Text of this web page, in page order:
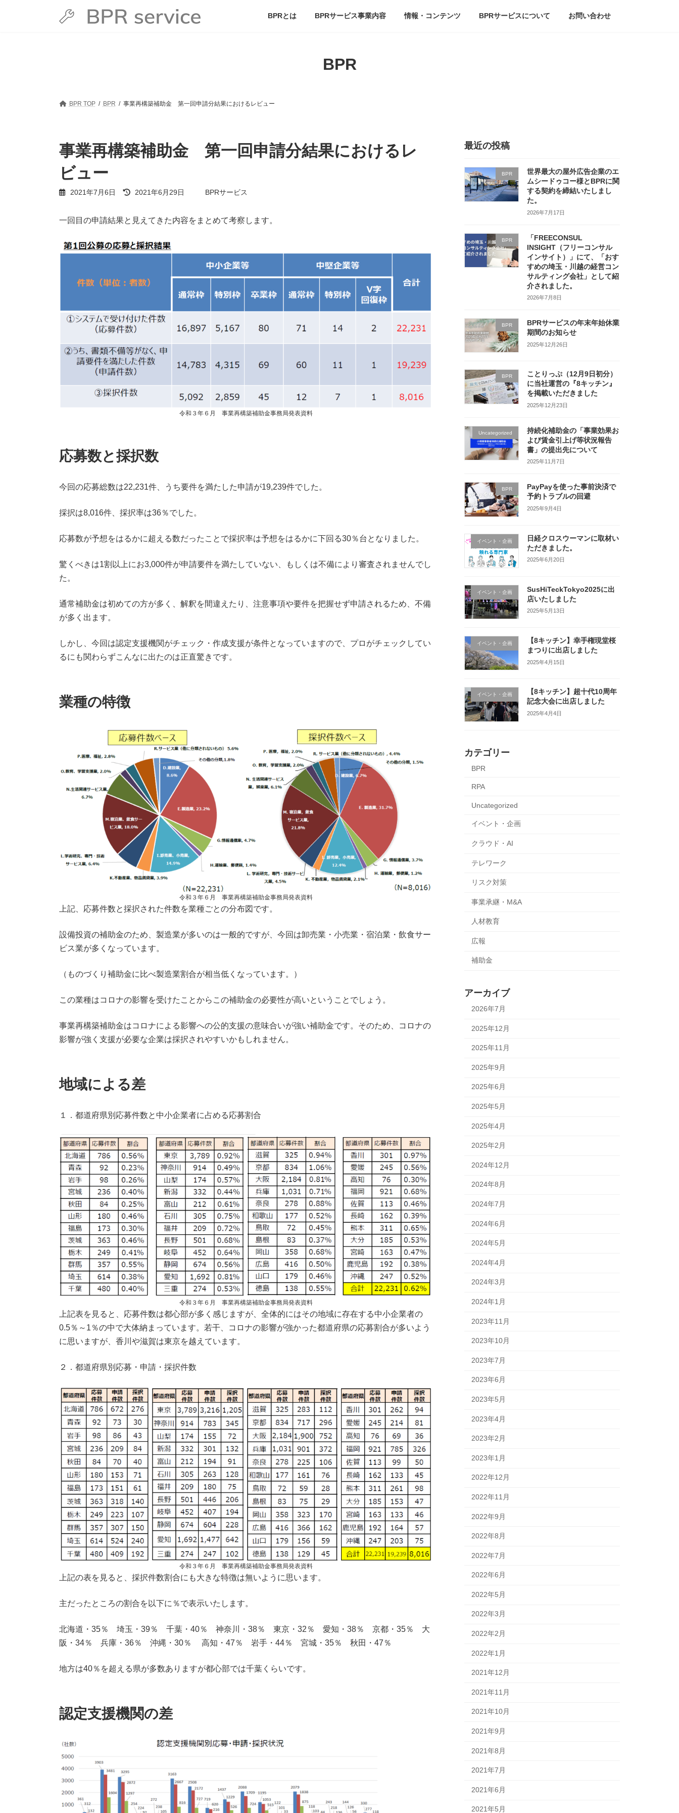
BPRとは BPRサービス事業内容 情報・コンテンツ BPRサービスについて お問い合わせ
BPR
BPR TOP BPR 事業再構築補助金 第一回申請分結果におけるレビュー
事業再構築補助金 第一回申請分結果におけるレ
ビュー
2021年7月6日
最
新
:
2021年6月29日 BPRサービス
一回目の申請結果と見えてきた内容をまとめて考察します。
令和３年６月 事業再構築補助金事務局発表資料
応募数と採択数
今回の応募総数は22,231件、うち要件を満たした申請が19,239件でした。
採択は8,016件、採択率は36％でした。
応募数が予想をはるかに超える数だったことで採択率は予想をはるかに下回る30％台となりました。
驚くべきは1割以上にお3,000件が申請要件を満たしていない、もしくは不備により審査されませんでし
た。
通常補助金は初めての方が多く、解釈を間違えたり、注意事項や要件を把握せず申請されるため、不備
が多く出ます。
しかし、今回は認定支援機関がチェック・作成支援が条件となっていますので、プロがチェックしてい
るにも関わらずこんなに出たのは正直驚きです。
業種の特徴
令和３年６月 事業再構築補助金事務局発表資料
上記、応募件数と採択された件数を業種ごとの分布図です。
設備投資の補助金のため、製造業が多いのは一般的ですが、今回は卸売業・小売業・宿泊業・飲食サー
ビス業が多くなっています。
（ものづくり補助金に比べ製造業割合が相当低くなっています。）
この業種はコロナの影響を受けたことからこの補助金の必要性が高いということでしょう。
事業再構築補助金はコロナによる影響への公的支援の意味合いが強い補助金です。そのため、コロナの
影響が強く支援が必要な企業は採択されやすいかもしれません。
地域による差
１．都道府県別応募件数と中小企業者に占める応募割合
令和３年６月 事業再構築補助金事務局発表資料
上記表を見ると、応募件数は都心部が多く感じますが、全体的にはその地域に存在する中小企業者の
0.5％～1％の中で大体納まっています。若干、コロナの影響が強かった都道府県の応募割合が多いよう
に思いますが、香川や滋賀は東京を越えています。
２．都道府県別応募・申請・採択件数
令和３年６月 事業再構築補助金事務局発表資料
上記の表を見ると、採択件数割合にも大きな特徴は無いように思います。
主だったところの割合を以下に％で表示いたします。
北海道・35％ 埼玉・39％ 千葉・40％ 神奈川・38％ 東京・32％ 愛知・38％ 京都・35％ 大
阪・34％ 兵庫・36％ 沖縄・30％ 高知・47％ 岩手・44％ 宮城・35％ 秋田・47％
地方は40％を超える県が多数ありますが都心部では千葉くらいです。
認定支援機関の差
最近の投稿
BPR
世界最大の屋外広告企業のエ
ムシードゥコー様とBPRに関
する契約を締結いたしまし
た。
2026年7月17日
BPR
「FREECONSUL
INSIGHT（フリーコンサル
インサイト）」にて、「おす
すめの埼玉・川越の経営コン
サルティング会社」として紹
介されました。
2026年7月8日
BPR
BPRサービスの年末年始休業
期間のお知らせ
2025年12月26日
BPR
ことりっぷ（12月9日初分）
に当社運営の『8キッチン』
を掲載いただきました
2025年12月23日
Uncategorized
持続化補助金の「事業効果お
よび賃金引上げ等状況報告
書」の提出先について
2025年11月7日
BPR
PayPayを使った事前決済で
予約トラブルの回避
2025年9月4日
イベント・企画
日経クロスウーマンに取材い
ただきました。
2025年6月20日
イベント・企画
SusHiTeckTokyo2025に出
店いたしました
2025年5月13日
イベント・企画
【8キッチン】幸手権現堂桜
まつりに出店しました
2025年4月15日
イベント・企画
【8キッチン】超十代10周年
記念大会に出店しました
2025年4月4日
カテゴリー
BPR
RPA
Uncategorized
イベント・企画
クラウド・AI
テレワーク
リスク対策
事業承継・M&A
人材教育
広報
補助金
アーカイブ
2026年7月
2025年12月
2025年11月
2025年9月
2025年6月
2025年5月
2025年4月
2025年2月
2024年12月
2024年8月
2024年7月
2024年6月
2024年5月
2024年4月
2024年3月
2024年1月
2023年11月
2023年10月
2023年7月
2023年6月
2023年5月
2023年4月
2023年2月
2023年1月
2022年12月
2022年11月
2022年9月
2022年8月
2022年7月
2022年6月
2022年5月
2022年3月
2022年2月
2022年1月
2021年12月
2021年11月
2021年10月
2021年9月
2021年8月
2021年7月
2021年6月
2021年5月